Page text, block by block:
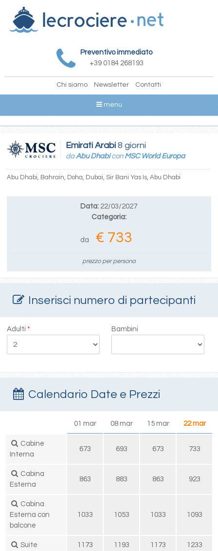
Preventivo immediato
+39 0184 268193
Chi siamo Newsletter Contatti
menu
Emirati Arabi8 giorni
daAbu Dhabicon MSC World Europa
Abu Dhabi, Bahrain, Doha, Dubai, Sir Bani Yas Is, Abu Dhabi
Data: 22/03/2027
Categoria:
da € 733
prezzo per persona
Inserisci numero di partecipanti
Adulti* Bambini
Calendario Date e Prezzi
01 mar 08 mar 15 mar 22 mar
Cabine
Interna
673 693 673 733
Cabina
Esterna
863 883 863 923
Cabina
Esterna con
balcone
1033 1053 1033 1093
Suite 1173 1193 1173 1233